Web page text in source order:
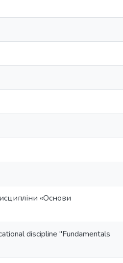
«Основи
discipline "Fundamentals